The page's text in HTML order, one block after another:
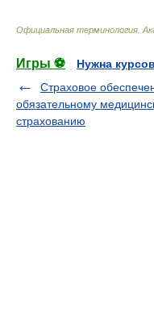
Официальная терминология
Игры ⚽
Нужна
Страховое
обязательному
страхованию